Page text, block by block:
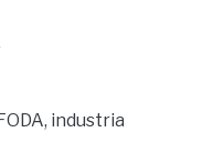
, industria